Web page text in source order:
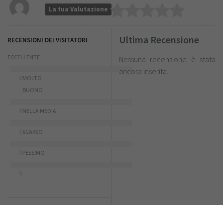
La tua Valutazione
RECENSIONI DEI VISITATORI
ECCELLENTE
MOLTO
BUONO
NELLA MEDIA
SCARSO
PESSIMO
Ultima Recensione
Nessuna recensione è stata
ancora inserita.